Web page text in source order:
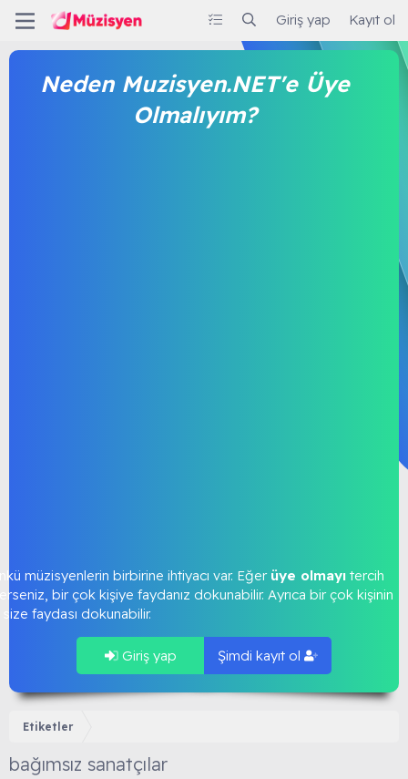
Giriş yap Kayıt ol
Neden Muzisyen.NET'e Üye
Olmalıyım?
müzisyenlerin birbirine ihtiyacı var. Eğer üye olmayı tercih
bir çok kişiye faydanız dokunabilir. Ayrıca bir çok kişinin
faydası dokunabilir.
Giriş yap Şimdi kayıt ol
Etiketler
bağımsız sanatçılar